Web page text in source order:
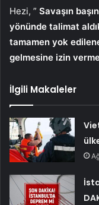
Hezi, ” Savaşın
yönünde talimat
tamamen yok
gelmesine izin
İlgili Makaleler